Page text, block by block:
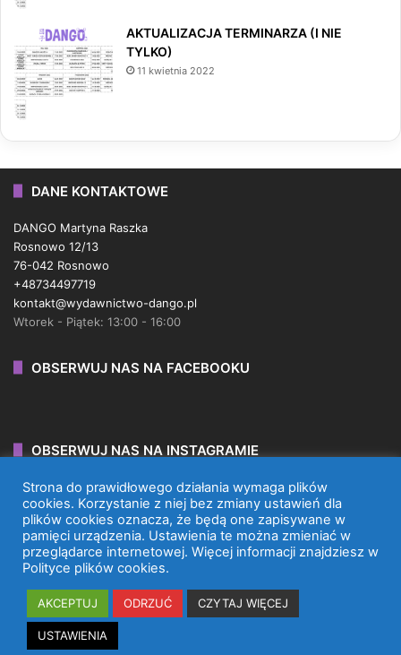
AKTUALIZACJA TERMINARZA (I NIE
TYLKO)
11 kwietnia 2022
DANE KONTAKTOWE
DANGO Martyna Raszka
Rosnowo 12/13
76-042 Rosnowo
+48734497719
kontakt@wydawnictwo-dango.pl
Wtorek - Piątek: 13:00 - 16:00
OBSERWUJ NAS NA FACEBOOKU
OBSERWUJ NAS NA INSTAGRAMIE
WYDAWNICTWO DANGO 2026 © WSZYSTKIE PRAWA
ZASTRZEŻONE.
Strona do prawidłowego działania wymaga plików
cookies. Korzystanie z niej bez zmiany ustawień dla
plików cookies oznacza, że będą one zapisywane w
pamięci urządzenia. Ustawienia te można zmieniać w
przeglądarce internetowej. Więcej informacji znajdziesz w
Polityce plików cookies.
AKCEPTUJ ODRZUĆ CZYTAJ WIĘCEJ
USTAWIENIA